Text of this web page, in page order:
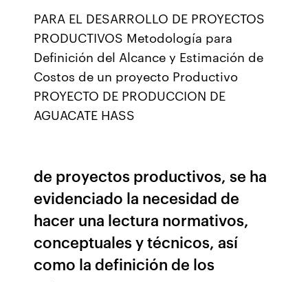
PARA EL DESARROLLO DE PROYECTOS
PRODUCTIVOS Metodología para
Definición del Alcance y Estimación de
Costos de un proyecto Productivo
PROYECTO DE PRODUCCION DE
AGUACATE HASS
de proyectos productivos, se ha
evidenciado la necesidad de
hacer una lectura normativos,
conceptuales y técnicos, así
como la definición de los